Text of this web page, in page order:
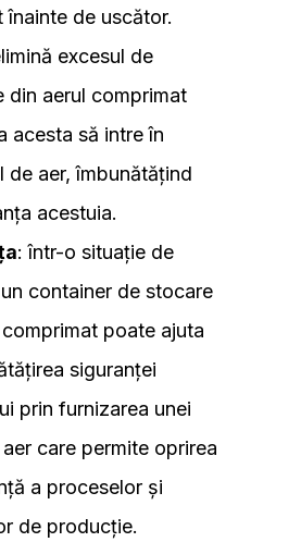
înainte de uscător.
excesul de
din aerul comprimat
acesta să intre în
de aer, îmbunătățind
acestuia.
: într-o situație de
container de stocare
poate ajuta
siguranței
prin furnizarea unei
care permite oprirea
a proceselor și
de producție.